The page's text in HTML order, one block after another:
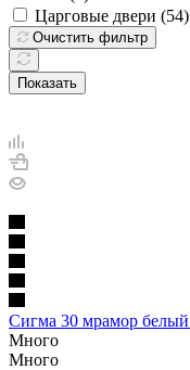
Царговые двери (54)
Очистить фильтр
Показать
Сигма 30 мрамор
Много
Много